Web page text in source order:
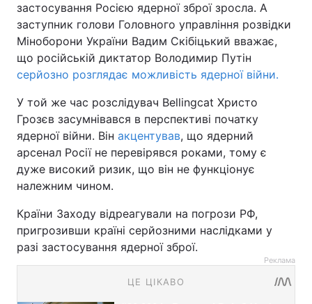
застосування Росією ядерної зброї зросла. А
заступник голови Головного управління розвідки
Міноборони України Вадим Скібіцький вважає,
що російській диктатор Володимир Путін
серйозно розглядає можливість ядерної війни.
У той же час розслідувач Bellingcat Христо
Грозєв засумнівався в перспективі початку
ядерної війни. Він акцентував, що ядерний
арсенал Росії не перевірявся роками, тому є
дуже високий ризик, що він не функціонує
належним чином.
Країни Заходу відреагували на погрози РФ,
пригрозивши країні серйозними наслідками у
разі застосування ядерної зброї.
Реклама